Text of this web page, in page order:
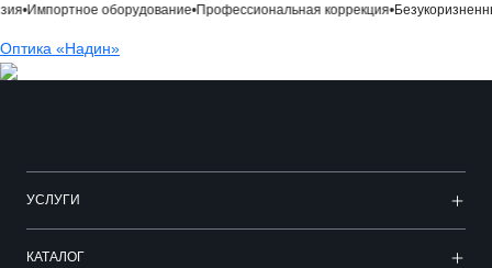
•Импортное оборудование•Профессиональная коррекция•
Оптика «Надин»
УСЛУГИ
КАТАЛОГ